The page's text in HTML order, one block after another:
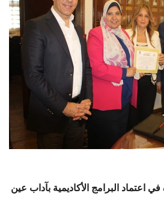
اعتماد البرامج الأكاديمية بآداب عين